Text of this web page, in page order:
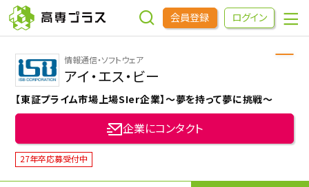
会員登録 ログイン
企業をさがす
進学先をさがす
インターンシップ・イベントをさがす
情報通信・ソフトウェア
アイ・エス・ビー
【東証プライム市場上場SIer企業】～夢を持って夢に挑戦～
企業にコンタクト
27年卒応募受付中